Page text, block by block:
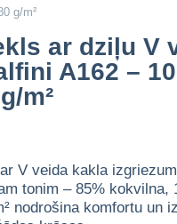
g/m²
ar dziļu V
A162 –
m²
V veida kakla
tonim – 85% kokvilna,
nodrošina komfortu un